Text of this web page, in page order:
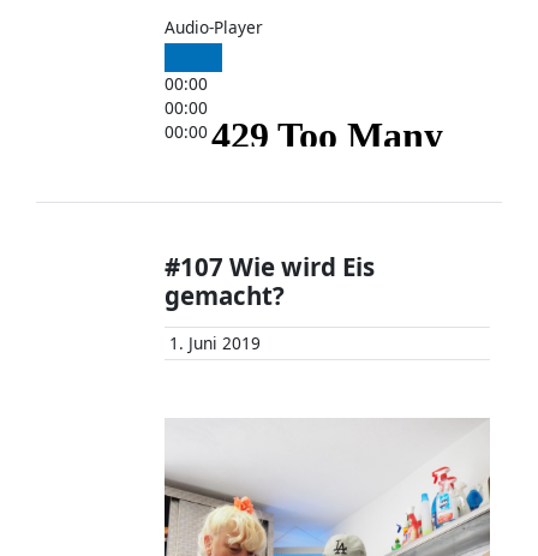
Audio-Player
00:00
00:00
00:00
#107 Wie wird Eis
gemacht?
1. Juni 2019